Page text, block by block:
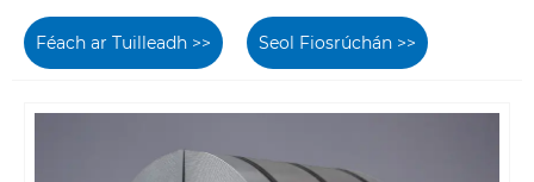
Féach ar Tuilleadh >> Seol Fiosrúchán >>